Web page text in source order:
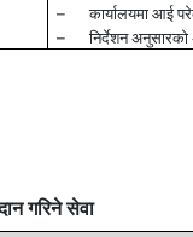
–कार्यालयमा आई
–निर्देशन
गरिने सेवा